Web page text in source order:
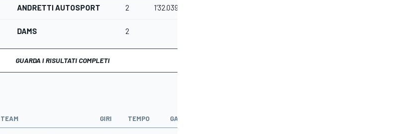
ANDRETTI AUTOSPORT 2 1'32.039
DAMS 2
GUARDA I RISULTATI COMPLETI
TEAM GIRI TEMPO GAP